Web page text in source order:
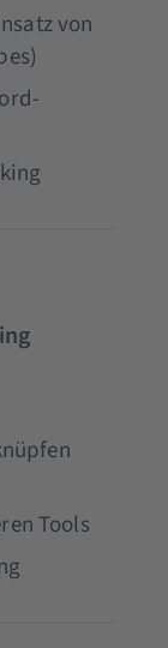
von
Tools